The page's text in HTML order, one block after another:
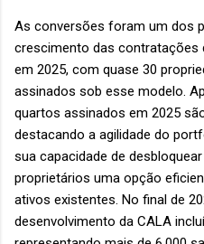
As conversões foram um dos
crescimento das contratações
em 2025, com quase 30
assinados sob esse modelo.
quartos assinados em 2025
destacando a agilidade do
sua capacidade de
proprietários uma opção
ativos existentes. No final de
desenvolvimento da CALA